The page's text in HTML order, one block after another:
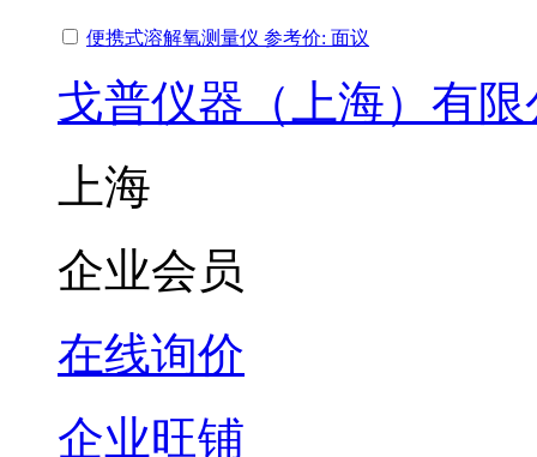
便携式溶解氧测量仪 参考价: 面议
戈普仪器（上海）有限
上海
企业会员
在线询价
企业旺铺